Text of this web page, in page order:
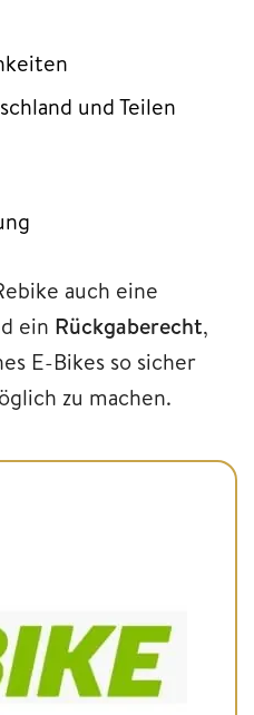
und Teilen
auch eine
ein Rückgaberecht,
E-Bikes so sicher
zu machen.